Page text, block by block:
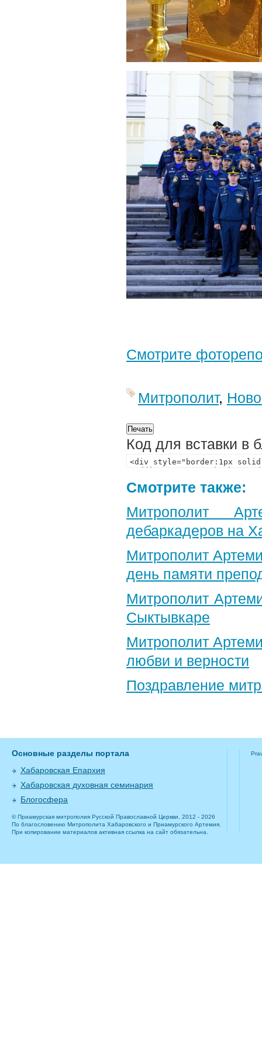
Смотрите
Митрополит,
Код для вставки в
Смотрите также:
Митрополит
дебаркадеров на
Митрополит
день памяти
Митрополит
Сыктывкаре
Митрополит
любви и верности
Поздравление​
Основные разделы портала
Хабаровская Епархия
Хабаровская духовная семинария
Блогосфера
© Приамурская митрополия Русской Православной Церкви, 2012 - 2026
По благословению Митрополита Хабаровского и Приамурского Артемия.
При копировании материалов активная ссылка на сайт обязательна.